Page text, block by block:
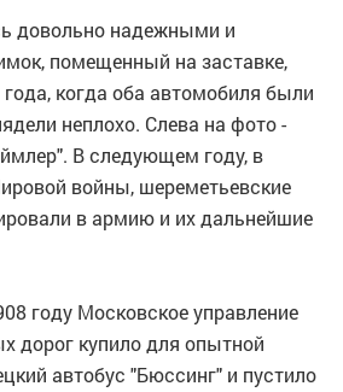
довольно надежными и
помещенный на заставке,
когда оба автомобиля были
неплохо. Слева на фото -
В следующем году, в
войны, шереметьевские
в армию и их дальнейшие
году Московское управление
дорог купило для опытной
автобус "Бюссинг" и пустило